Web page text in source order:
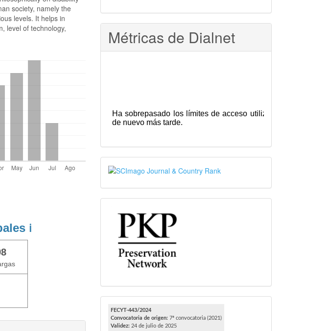
society, namely the
levels. It helps in
level of technology,
ℹ️
Métricas de Dialnet
SJR
PKP
FECYT